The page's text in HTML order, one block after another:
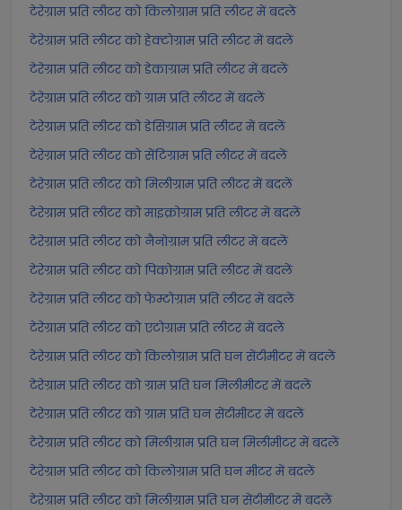
टेरेग्राम प्रति लीटर को किलोग्राम प्रति लीटर में बदलें
टेरेग्राम प्रति लीटर को हेक्टोग्राम प्रति लीटर में बदलें
टेरेग्राम प्रति लीटर को डेकाग्राम प्रति लीटर में बदलें
टेरेग्राम प्रति लीटर को ग्राम प्रति लीटर में बदलें
टेरेग्राम प्रति लीटर को डेसिग्राम प्रति लीटर में बदलें
टेरेग्राम प्रति लीटर को सेंटिग्राम प्रति लीटर में बदलें
टेरेग्राम प्रति लीटर को मिलीग्राम प्रति लीटर में बदलें
टेरेग्राम प्रति लीटर को माइक्रोग्राम प्रति लीटर में बदलें
टेरेग्राम प्रति लीटर को नैनोग्राम प्रति लीटर में बदलें
टेरेग्राम प्रति लीटर को पिकोग्राम प्रति लीटर में बदलें
टेरेग्राम प्रति लीटर को फेम्टोग्राम प्रति लीटर में बदलें
टेरेग्राम प्रति लीटर को एटोग्राम प्रति लीटर में बदलें
टेरेग्राम प्रति लीटर को किलोग्राम प्रति घन सेंटीमीटर में बदलें
टेरेग्राम प्रति लीटर को ग्राम प्रति घन मिलीमीटर में बदलें
टेरेग्राम प्रति लीटर को ग्राम प्रति घन सेंटीमीटर में बदलें
टेरेग्राम प्रति लीटर को मिलीग्राम प्रति घन मिलीमीटर में बदलें
टेरेग्राम प्रति लीटर को किलोग्राम प्रति घन मीटर में बदलें
टेरेग्राम प्रति लीटर को मिलीग्राम प्रति घन सेंटीमीटर में बदलें